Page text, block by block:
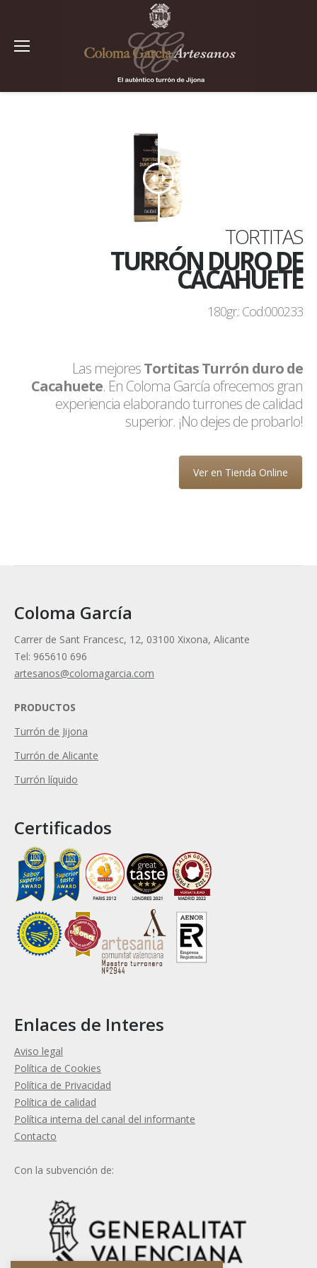
TORTITAS
TURRÓN DURO DE
CACAHUETE
180gr.: Cod:000233
Las mejoresTortitas Turrón duro de
Cacahuete. En Coloma García ofrecemos gran
experiencia elaborando turrones de calidad
superior. ¡No dejes de probarlo!
Ver en Tienda Online
Coloma García
Carrer de Sant Francesc, 12, 03100 Xixona, Alicante
Tel: 965610 696
artesanos@colomagarcia.com
PRODUCTOS
Turrón de Jijona
Turrón de Alicante
Turrón líquido
Certificados
Enlaces de Interes
Aviso legal
Política de Cookies
Política de Privacidad
Política de calidad
Política interna del canal del informante
Contacto
Con la subvención de: